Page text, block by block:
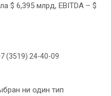
$ 6,395 млрд, EBITDA – $
(3519) 24-40-09
ни один тип